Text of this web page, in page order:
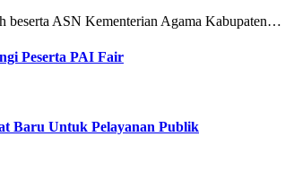
beserta ASN Kementerian Agama Kabupaten…
Peserta PAI Fair
Baru Untuk Pelayanan Publik